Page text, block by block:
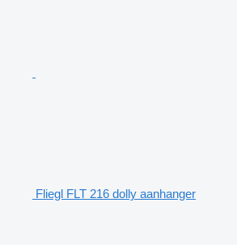
Fliegl FLT 216 dolly aanhanger